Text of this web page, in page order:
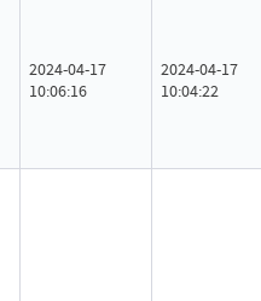
2024-04-17
10:06:16
2024-04-17
10:04:22